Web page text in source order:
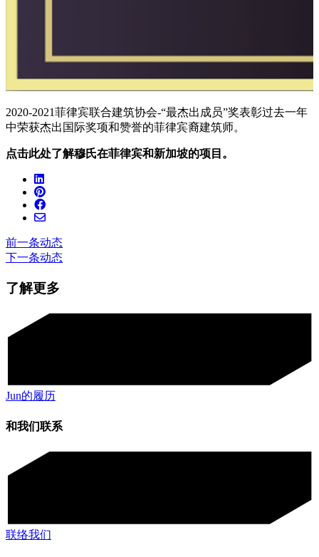
2020-2021菲律宾联合建筑协会-“最杰出成员”奖表彰过去一年
中荣获杰出国际奖项和赞誉的菲律宾裔建筑师。
点击此处了解穆氏在菲律宾和新加坡的项目。
前一条动态
下一条动态
了解更多
Jun的履历
和我们联系
联络我们